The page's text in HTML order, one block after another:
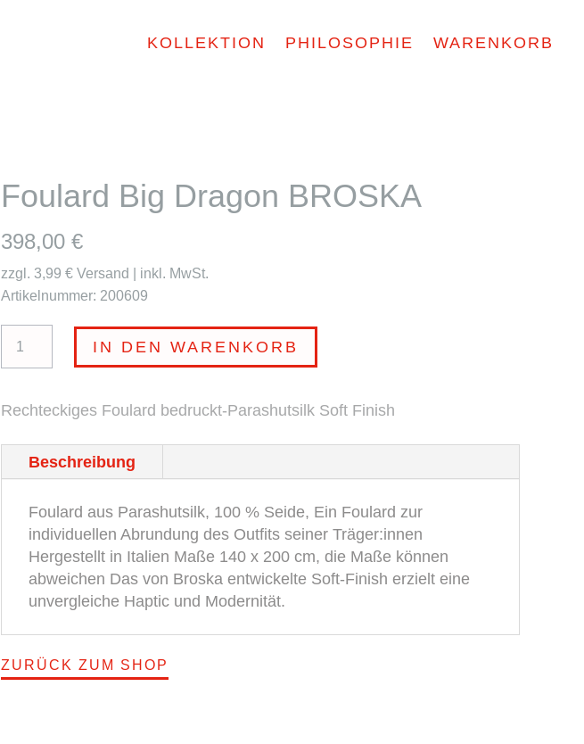
KOLLEKTION PHILOSOPHIE WARENKORB
Foulard Big Dragon BROSKA
398,00 €
zzgl. 3,99 € Versand | inkl. MwSt.
Artikelnummer: 200609
BROSKA
Menge
IN DEN WARENKORB
Rechteckiges Foulard bedruckt-Parashutsilk Soft Finish
Beschreibung
Foulard aus Parashutsilk, 100 % Seide, Ein Foulard zur
individuellen Abrundung des Outfits seiner Träger:innen
Hergestellt in Italien Maße 140 x 200 cm, die Maße können
abweichen Das von Broska entwickelte Soft-Finish erzielt eine
unvergleiche Haptic und Modernität.
ZURÜCK ZUM SHOP